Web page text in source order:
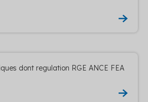
dont regulation RGE ANCE FEA